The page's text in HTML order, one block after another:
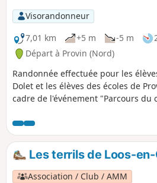
Visorandonneur
7,01 km
+5 m -5 m
Départ à Provin (Nord)
Randonnée effectuée pour les
Dolet et les élèves des écoles de
cadre de l'événement "Parcours
et empruntant des chemins et
en particulier à un public scolaire.
Les terrils de Loos-
Association / Club / AMM